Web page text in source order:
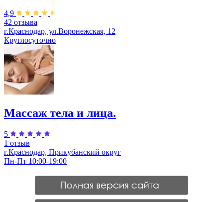
4,9
42 отзыва
г.Краснодар, ул.Воронежская, 12
Круглосуточно
Массаж тела и лица.
5
1 отзыв
г.Краснодар, Прикубанский округ
Пн-Пт 10:00-19:00